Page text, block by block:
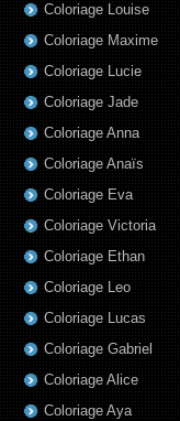
Coloriage Louise
Coloriage Maxime
Coloriage Lucie
Coloriage Jade
Coloriage Anna
Coloriage Anaïs
Coloriage Eva
Coloriage Victoria
Coloriage Ethan
Coloriage Leo
Coloriage Lucas
Coloriage Gabriel
Coloriage Alice
Coloriage Aya